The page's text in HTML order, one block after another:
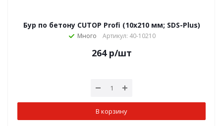
Бур по бетону CUTOP Profi (10х210 мм; SDS-Plus)
Много Артикул: 40-10210
264р/шт
В корзину